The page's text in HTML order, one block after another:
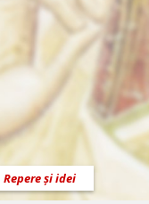
Repere și idei